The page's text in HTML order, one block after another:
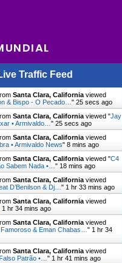
Traffic Feed
Santa Clara, California viewed
& Bispo - O Pecado…"26 secs ago
Santa Clara, California viewed "Jay
• Armivaldo…"26 secs ago
Santa Clara, California viewed
• Armivaldo News"8 mins ago
Santa Clara, California viewed "C4
Sabem Nada •…" 18 mins ago
Santa Clara, California viewed
D’Benilson & Dj…" 1 hr 33 mins ago
Santa Clara, California viewed
1 hr 34 mins ago
Santa Clara, California viewed
Famoroso & Eman Chabas…" 1 hr 34
Santa Clara, California viewed
Patrão •…" 1 hr 41 mins ago